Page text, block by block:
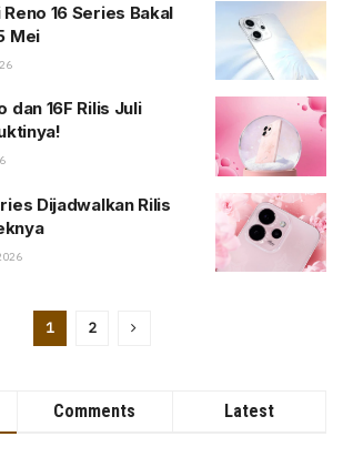
16 Series Bakal
Mei
dan 16F Rilis Juli
Dijadwalkan Rilis
1 2
Comments Latest